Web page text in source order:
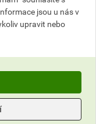
s DPH
role
přidáte
Kč celkem s DPH
jsou u nás v
upravit nebo